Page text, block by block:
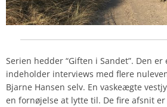
Serien hedder “Giften i Sandet”. Den
indeholder interviews med flere
Bjarne Hansen selv. En vaskeægte
en fornøjelse at lytte til. De fire afsnit er